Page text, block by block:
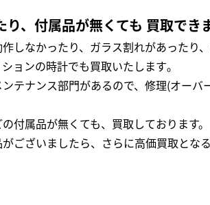
り、付属品が無くても 買取でき
しなかったり、ガラス割れがあったり
ョンの時計でも買取いたします｡
テナンス部門があるので、修理(オー
付属品が無くても、買取しております。
ございましたら、さらに高価買取とな